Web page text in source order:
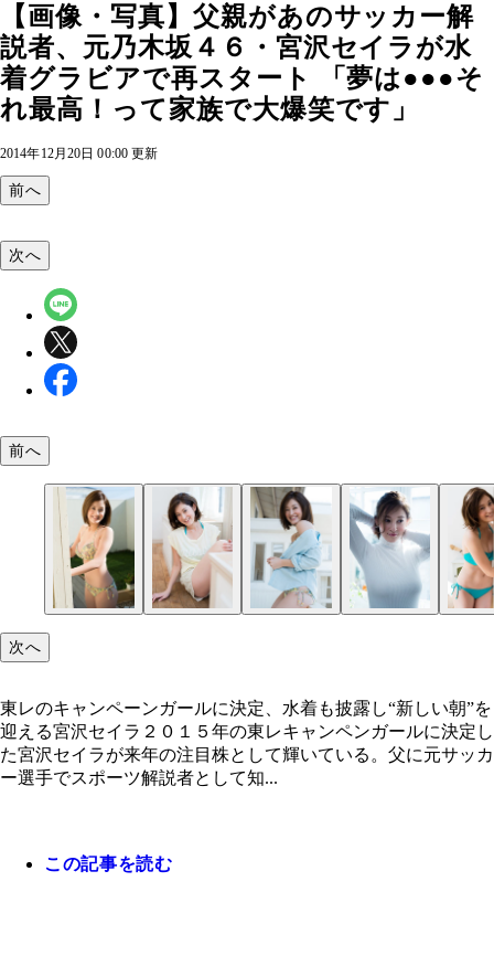
【画像・写真】父親があのサッカー解
説者、元乃木坂４６・宮沢セイラが水
着グラビアで再スタート 「夢は●●●そ
れ最高！って家族で大爆笑です」
2014年12月20日 00:00 更新
前へ
次へ
前へ
次へ
東レのキャンペーンガールに決定、水着も披露し“新しい朝”を
迎える宮沢セイラ２０１５年の東レキャンペンガールに決定し
た宮沢セイラが来年の注目株として輝いている。父に元サッカ
ー選手でスポーツ解説者として知...
この記事を読む